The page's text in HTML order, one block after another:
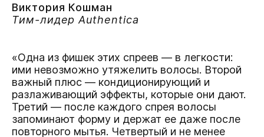
Виктория Кошман
Тим-лидер Authentica
«Одна из фишек этих спреев — в легкости:
ими невозможно утяжелить волосы. Второй
важный плюс — кондиционирующий и
разлаживающий эффекты, которые они дают.
Третий — после каждого спрея волосы
запоминают форму и держат ее даже после
повторного мытья. Четвертый и не менее